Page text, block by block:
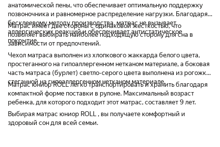
анатомической пены, что обеспечивает оптимальную поддержку
позвоночника и равномерное распределение нагрузки. Благодаря
бесклеевому методу производства, матрас не вызывает
аллергических реакций и обеспечивает антистатическое
покрытие.
Матрас имеет две стороны с одинаковой жесткостью, что
позволяет выбирать наиболее подходящую сторону для сна в
зависимости от предпочтений.
Чехол матраса выполнен из хлопкового жаккарда белого цвета,
простеганного на гипоаллергенном нетканом материале, а боковая
часть матраса (бурлет) светло-серого цвета выполнена из рогожки,
стеганной на гипоаллергенном нетканом материале.
Матрас юниор ROLL легко транспортировать и хранить благодаря
компактной форме поставки в рулоне. Максимальный возраст
ребенка, для которого подходит этот матрас, составляет 9 лет.
Выбирая матрас юниор ROLL , вы получаете комфортный и
здоровый сон для всей семьи.